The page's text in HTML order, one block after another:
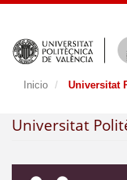
Inicio Universitat
Universitat